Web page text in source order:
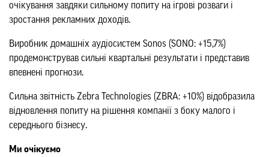
очікування завдяки сильному попиту на ігрові розваги і
зростання рекламних доходів.
Виробник домашніх аудіосистем Sonos (SONO: +15,7%)
продемонстрував сильні квартальні результати і представив
впевнені прогнози.
Сильна звітність Zebra Technologies (ZBRA: +10%) відобразила
відновлення попиту на рішення компанії з боку малого і
середнього бізнесу.
Ми очікуємо